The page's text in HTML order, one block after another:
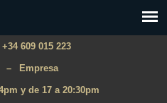
609 015 223
– Empresa
y de 17 a 20:30pm